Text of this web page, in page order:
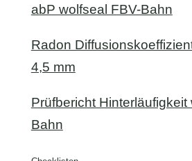
abP wolfseal FBV-Bahn
Radon
4,5 mm
Prüfbericht Hinterläufigkeit
Bahn